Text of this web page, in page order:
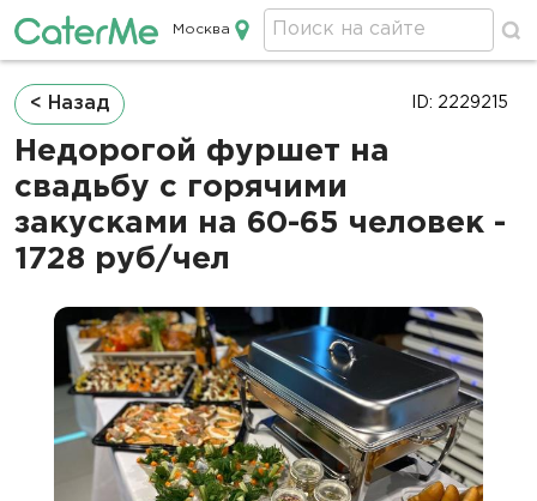
Кейтеринг в Москве
Москва
Строка
навигации
< Назад
Недорогой фуршет на
свадьбу с горячими
закусками на 60-65 человек -
1728 руб/чел
ID: 2229215